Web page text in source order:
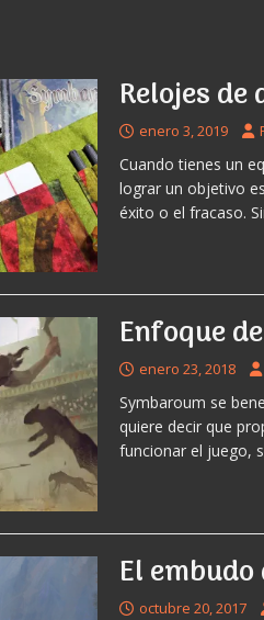
Relojes de
enero 3, 2019
Cuando tienes un
lograr un objetivo
éxito o el fracaso.
Enfoque
enero 23, 2018
Symbaroum se
quiere decir que
funcionar el juego,
El
octubre 20, 2017